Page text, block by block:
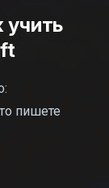
учить
пишете